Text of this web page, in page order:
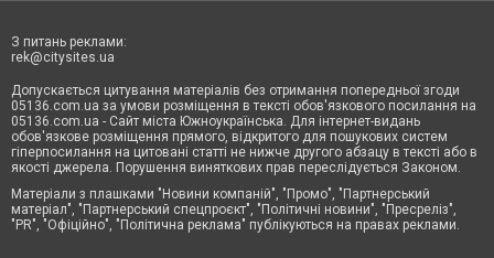
З питань реклами:
rek@citysites.ua
Допускається цитування матеріалів без отримання попередньої згоди
05136.com.ua за умови розміщення в тексті обов'язкового посилання на
05136.com.ua - Сайт міста Южноукраїнська. Для інтернет-видань
обов'язкове розміщення прямого, відкритого для пошукових систем
гіперпосилання на цитовані статті не нижче другого абзацу в тексті або в
якості джерела. Порушення виняткових прав переслідується Законом.
Матеріали з плашками "Новини компаній", "Промо", "Партнерський
матеріал", "Партнерський спецпроєкт", "Політичні новини", "Пресреліз",
"PR", "Офіційно", "Політична реклама" публікуються на правах реклами.